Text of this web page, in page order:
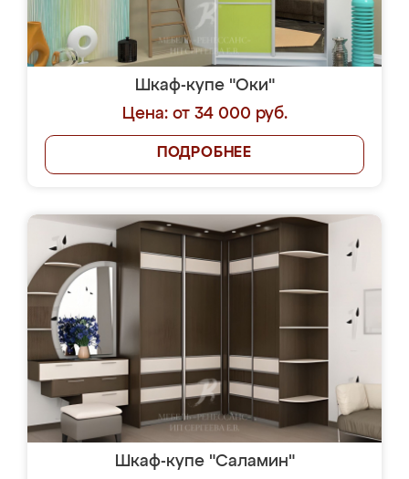
Шкаф-купе "Оки"
Цена: от 34 000 руб.
ПОДРОБНЕЕ
Шкаф-купе "Саламин"